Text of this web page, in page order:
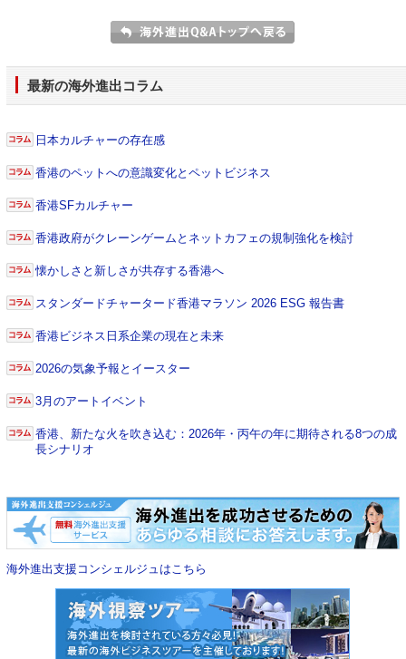
最新の海外進出コラム
日本カルチャーの存在感
香港のペットへの意識変化とペットビジネス
香港SFカルチャー
香港政府がクレーンゲームとネットカフェの規制強化を検討
懐かしさと新しさが共存する香港へ
スタンダードチャータード香港マラソン 2026 ESG 報告書
香港ビジネス日系企業の現在と未来
2026の気象予報とイースター
3月のアートイベント
香港、新たな火を吹き込む：2026年・丙午の年に期待される8つの成
長シナリオ
海外進出支援コンシェルジュはこちら